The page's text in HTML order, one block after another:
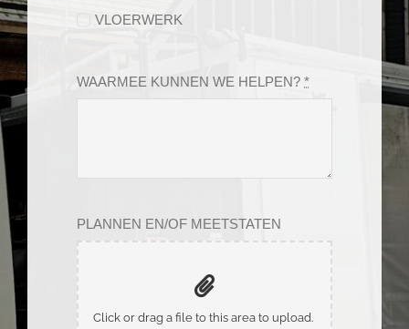
VLOERWERK
WAARMEE KUNNEN WE HELPEN?*
PLANNEN EN/OF MEETSTATEN